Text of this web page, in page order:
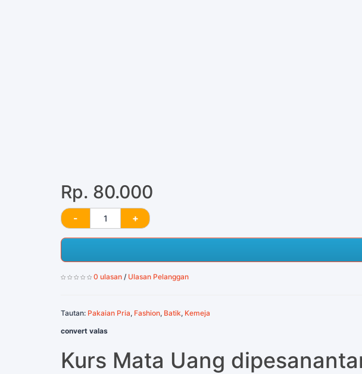
Rp. 80.000
0 ulasan / Ulasan Pelanggan
Tautan: Pakaian Pria, Fashion, Batik, Kemeja
convert valas
Kurs Mata Uang